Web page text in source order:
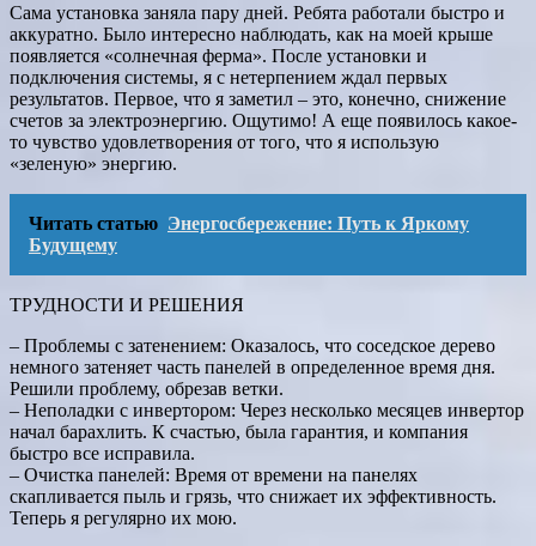
Сама установка заняла пару дней. Ребята работали быстро и
аккуратно. Было интересно наблюдать, как на моей крыше
появляется «солнечная ферма». После установки и
подключения системы, я с нетерпением ждал первых
результатов. Первое, что я заметил – это, конечно, снижение
счетов за электроэнергию. Ощутимо! А еще появилось какое-
то чувство удовлетворения от того, что я использую
«зеленую» энергию.
Читать статью Энергосбережение: Путь к Яркому
Будущему
ТРУДНОСТИ И РЕШЕНИЯ
– Проблемы с затенением: Оказалось, что соседское дерево
немного затеняет часть панелей в определенное время дня.
Решили проблему, обрезав ветки.
– Неполадки с инвертором: Через несколько месяцев инвертор
начал барахлить. К счастью, была гарантия, и компания
быстро все исправила.
– Очистка панелей: Время от времени на панелях
скапливается пыль и грязь, что снижает их эффективность.
Теперь я регулярно их мою.